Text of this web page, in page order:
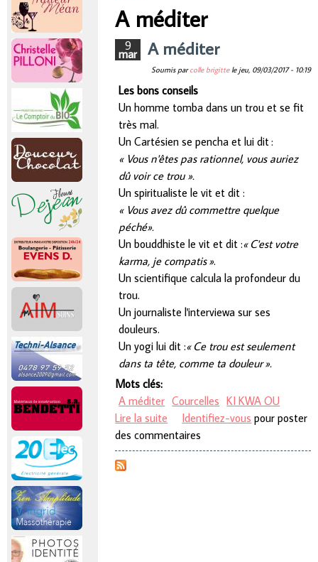
Vous êtes ici
A méditer
9
mar A méditer
Soumis parcolle brigittele jeu, 09/03/2017 - 10:19
Les bons conseils
Un homme tomba dans un trou et se fit
très mal.
Un Cartésien se pencha et lui dit :
« Vous n'êtes pas rationnel, vous auriez
dû voir ce trou ».
Un spiritualiste le vit et dit :
« Vous avez dû commettre quelque
péché».
Un bouddhiste le vit et dit :« C'est votre
karma, je compatis ».
Un scientifique calcula la profondeur du
trou.
Un journaliste l'interviewa sur ses
douleurs.
Un yogi lui dit :« Ce trou est seulement
dans ta tête, comme ta douleur ».
Mots clés:
A méditer Courcelles KI KWA OU
Lire la suite de A méditer
Identifiez-vous pour poster
des commentaires
r
n
c
p